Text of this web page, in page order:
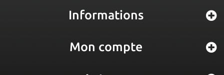
Informations
Mon compte